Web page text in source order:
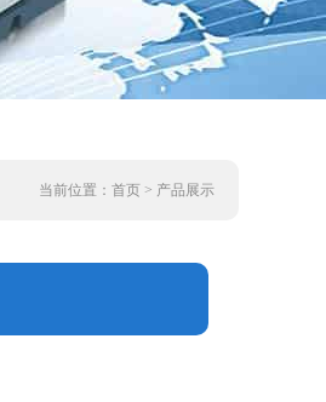
当前位置：首页 > 产品展示